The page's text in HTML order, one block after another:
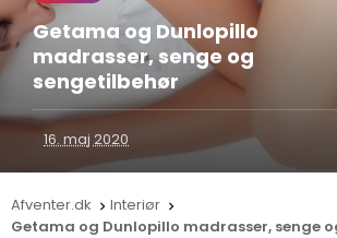
Getama og Dunlopillo
madrasser, senge og
sengetilbehør
16. maj 2020
Afventer.dk  Interiør 
Getama og Dunlopillo madrasser, senge